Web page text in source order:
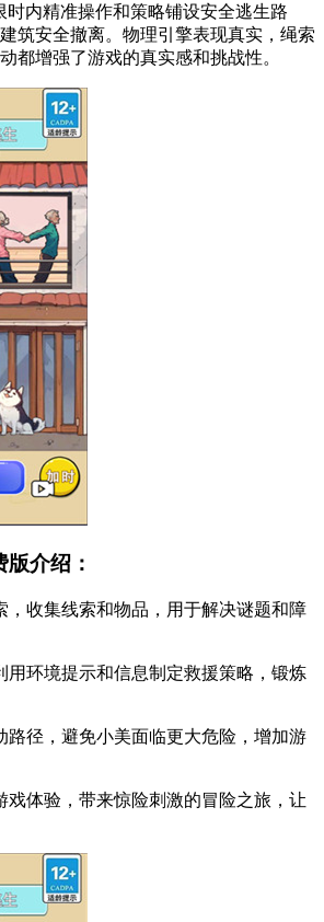
内精准操作和策略铺设安全逃生路
筑安全撤离。物理引擎表现真实，绳索
都增强了游戏的真实感和挑战性。
介绍：
，收集线索和物品，用于解决谜题和障
用环境提示和信息制定救援策略，锻炼
路径，避免小美面临更大危险，增加游
戏体验，带来惊险刺激的冒险之旅，让